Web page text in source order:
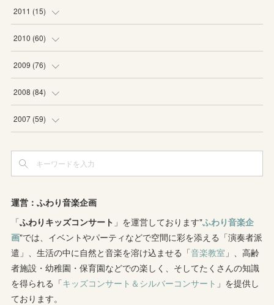
(1
(3)
(1
(1
(3)
(6
(2
(1
(2)
(1
(1
(2
(5
(6
2011 (15)
(3
(3
(1
(3
(2)
2010 (60)
(2
(2
(1
(8)
(5 )
(9
(1)
(6)
2009 (76)
(2
(9
(4
(7 )
(8
(8)
(3)
2008 (84)
(16 )
(
(7)
(
(8)
(6)
2007 (59)
(
(7)
( 4)
5)
(7)
運営：ふわり音楽企画
「ふわりキッズコンサート 」を運営しております"ふわり音楽企
画"では、イベントやパーティなどで空間に彩を添える「演奏者派
遣」、生活の中に自然と音楽を溶け込ませる「音楽教室 」、高齢
者施設・幼稚園・保育園などでの楽しく、そしてたくさんの知識
を得られる「キッズコンサート＆シルバーコンサート 」を提供し
ております。